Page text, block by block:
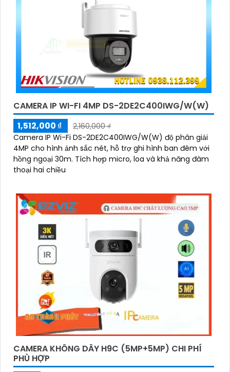
CAMERA IP WI-FI 4MP DS-2DE2C400IWG/W(W)
1,512,000 ₫
2,160,000 ₫
Camera IP Wi-Fi DS-2DE2C400IWG/W(W) độ phân giải
4MP cho hình ảnh sắc nét, hỗ trợ ghi hình ban đêm với
hồng ngoại 30m. Tích hợp micro, loa và khả năng đàm
thoại hai chiều
CAMERA KHÔNG DÂY H9C (5MP+5MP) CHI PHÍ
PHÙ HỢP